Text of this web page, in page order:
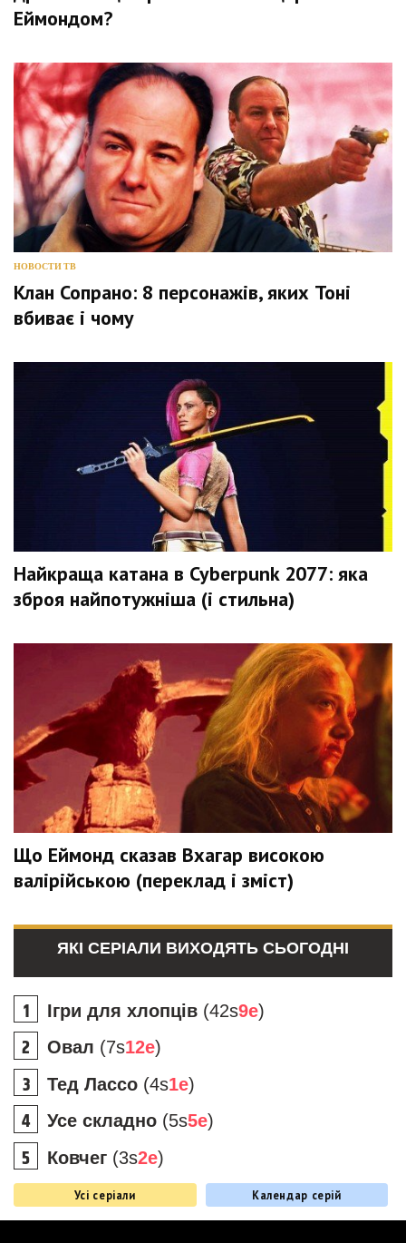
Еймондом?
НОВОСТИ ТВ
Клан Сопрано: 8 персонажів, яких Тоні
вбиває і чому
Найкраща катана в Cyberpunk 2077: яка
зброя найпотужніша (і стильна)
Що Еймонд сказав Вхагар високою
валірійською (переклад і зміст)
ЯКІ СЕРІАЛИ ВИХОДЯТЬ СЬОГОДНІ
Ігри для хлопців (42s9e)
Овал (7s12e)
Тед Лассо (4s1e)
Усе складно (5s5e)
Ковчег (3s2e)
Усі серіали Календар серій